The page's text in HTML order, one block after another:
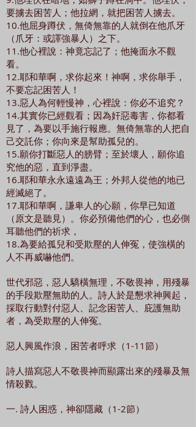
要擄去困苦人；他拉網，就把困苦人擄去。
10.他屈身蹲伏，無倚無靠的人就倒在他爪牙
（爪牙：或譯強暴人）之下。
11.他心裡說：神竟忘記了；他掩面永不觀
看。
12.耶和華啊，求你起來！神啊，求你舉手，
不要忘記困苦人！
13.惡人為何輕慢神，心裡說：你必不追究？
14.其實你已經觀看；因為奸惡毒害，你都看
見了，為要以手施行報應。無倚無靠的人把自
己交託你；你向來是幫助孤兒的。
15.願你打斷惡人的膀臂；至於壞人，願你追
究他的惡，直到淨盡。
16.耶和華永永遠遠為王；外邦人從他的地已
經滅絕了。
17.耶和華啊，謙卑人的心願，你早已知道
（原文是聽見）。你必預備他們的心，也必側
耳聽他們的祈求，
18.為要給孤兒和受欺壓的人伸冤，使強橫的
人不再威嚇他們。
世代邪惡，惡人驕橫無理，不敬畏神，用殘暴
的手段欺壓無助的人。詩人於是懇求神興起，
採取行動對付惡人、記念困苦人、庇護無助
者，為受欺壓的人伸冤。
惡人興風作浪，困苦者呼求（1-11節）
詩人描寫惡人不敬畏神而顯露出來的殘暴及無
情殺戮。
一. 詩人困惑，神卻隱藏（1-2節）